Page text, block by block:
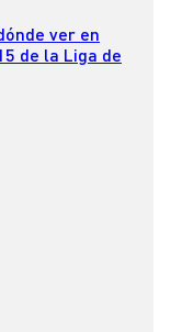
ver en
de la Liga de